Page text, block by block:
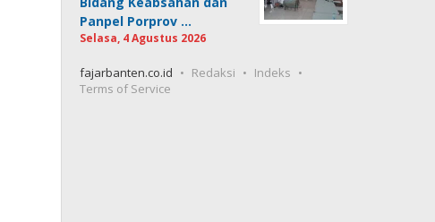
Panpel Porprov …
Selasa, 4 Agustus 2026
fajarbanten.co.id Redaksi
Indeks
Terms of Service